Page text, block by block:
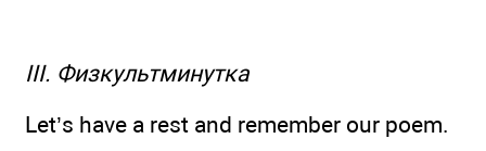
III. Физкультминутка
Let’s have a rest and remember our poem.